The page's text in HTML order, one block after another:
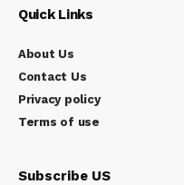
Quick Links
About Us
Contact Us
Privacy policy
Terms of use
Subscribe US